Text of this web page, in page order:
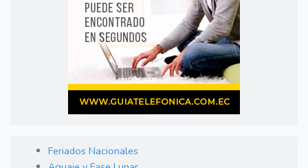
Feriados Nacionales